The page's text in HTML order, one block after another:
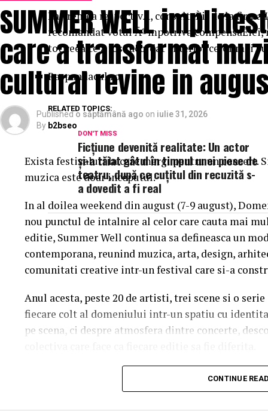
La vremea respectivÄ, consultaÈii de la
recomandat votul Ã®mpotriva compensaÈiei,
tot ceea ce a fost acordat anterior celor mai
Raspandacul.ro
RELATED TOPICS:
DON'T MISS
Ficţiune devenită realitate: Un actor
şi-a tăiat gâtul în timpul unei piese de
teatru, după ce cuţitul din recuzită s-
a dovedit a fi real
SUMMER WELL
care a transformat
cultural revine in
Publishedo săptămână ago on iulie 31, 2026
By b2bseo
Exista festivaluri la care mergi pentru un concert.
muzica este doar inceputul.
In al doilea weekend din august (7-9 august),
nou punctul de intalnire al celor care cauta mai
editie, Summer Well continua sa defineasca un
contemporana, reunind muzica, arta, design,
comunitati creative intr-un festival care si-a
Anul acesta, peste 20 de artisti, trei scene si o
fiecare colt al domeniului intr-un spatiu cu
pe scena, ci despre atmosfera dintre concerte,
Trei scene. Trei universuri. Un singurCONTINUE